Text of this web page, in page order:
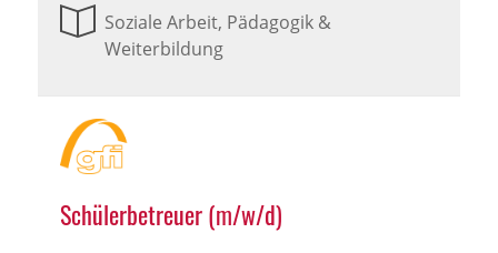
Soziale Arbeit, Pädagogik &
Weiterbildung
Schülerbetreuer (m/w/d)